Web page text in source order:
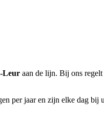
Leur aan de lijn. Bij ons
per jaar en zijn elke dag bij